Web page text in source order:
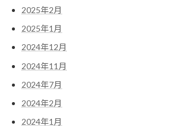
2025年2月
2025年1月
2024年12月
2024年11月
2024年7月
2024年2月
2024年1月